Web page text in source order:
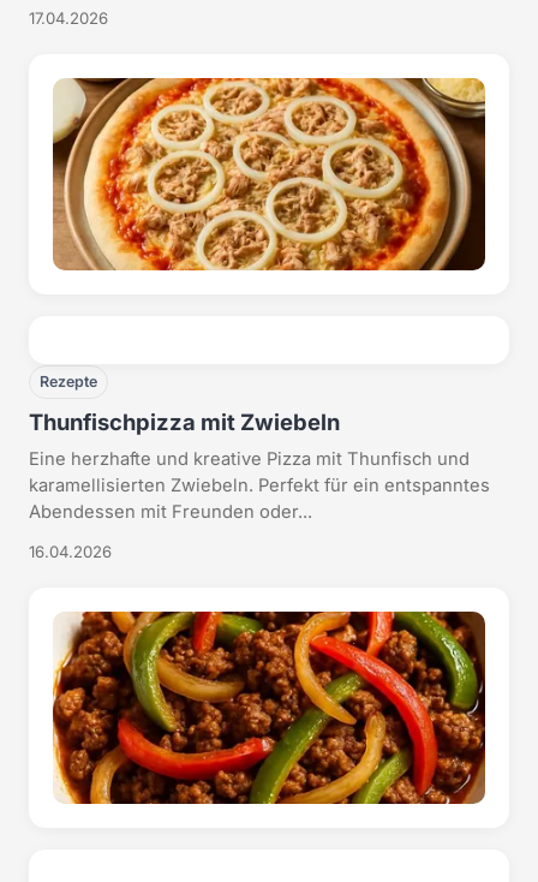
17.04.2026
Rezepte
Thunfischpizza mit Zwiebeln
Eine herzhafte und kreative Pizza mit Thunfisch und
karamellisierten Zwiebeln. Perfekt für ein entspanntes
Abendessen mit Freunden oder...
16.04.2026